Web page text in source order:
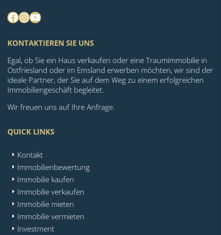
Facebook
Instagram
YouTube
KONTAKTIEREN SIE UNS
Egal, ob Sie ein Haus verkaufen oder eine Traumimmobilie in
Ostfriesland oder im Emsland erwerben möchten, wir sind der
ideale Partner, der Sie auf dem Weg zu einem erfolgreichen
Immobiliengeschäft begleitet.
Wir freuen uns auf Ihre Anfrage.
QUICK LINKS
Kontakt
Immobilienbewertung
Immobilie kaufen
Immobilie verkaufen
Immobilie mieten
Immobilie vermieten
Investment